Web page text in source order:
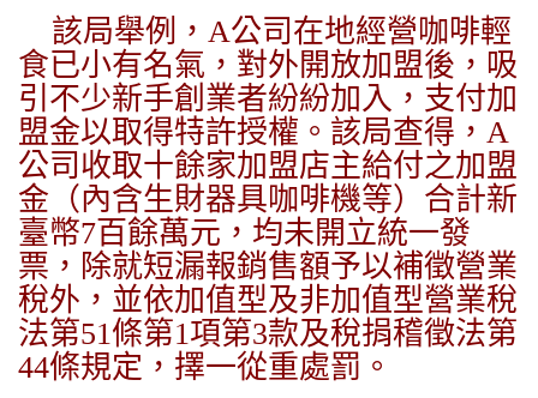
該局舉例，A公司在地經營咖啡輕
食已小有名氣，對外開放加盟後，吸
引不少新手創業者紛紛加入，支付加
盟金以取得特許授權。該局查得，A
公司收取十餘家加盟店主給付之加盟
金（內含生財器具咖啡機等）合計新
臺幣7百餘萬元，均未開立統一發
票，除就短漏報銷售額予以補徵營業
稅外，並依加值型及非加值型營業稅
法第51條第1項第3款及稅捐稽徵法第
44條規定，擇一從重處罰。